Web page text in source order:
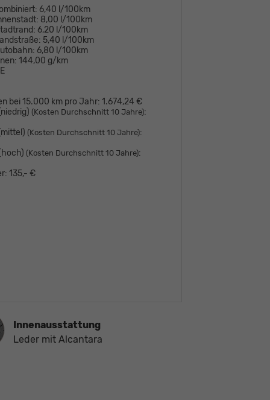
6,40 l/100km
8,00 l/100km
6,20 l/100km
5,40 l/100km
6,80 l/100km
144,00 g/km
E
bei 15.000 km pro Jahr: 1.674,24 €
(Kosten Durchschnitt 10 Jahre):
(Kosten Durchschnitt 10 Jahre):
(Kosten Durchschnitt 10 Jahre):
135,- €
Innenausstattung
Leder mit Alcantara